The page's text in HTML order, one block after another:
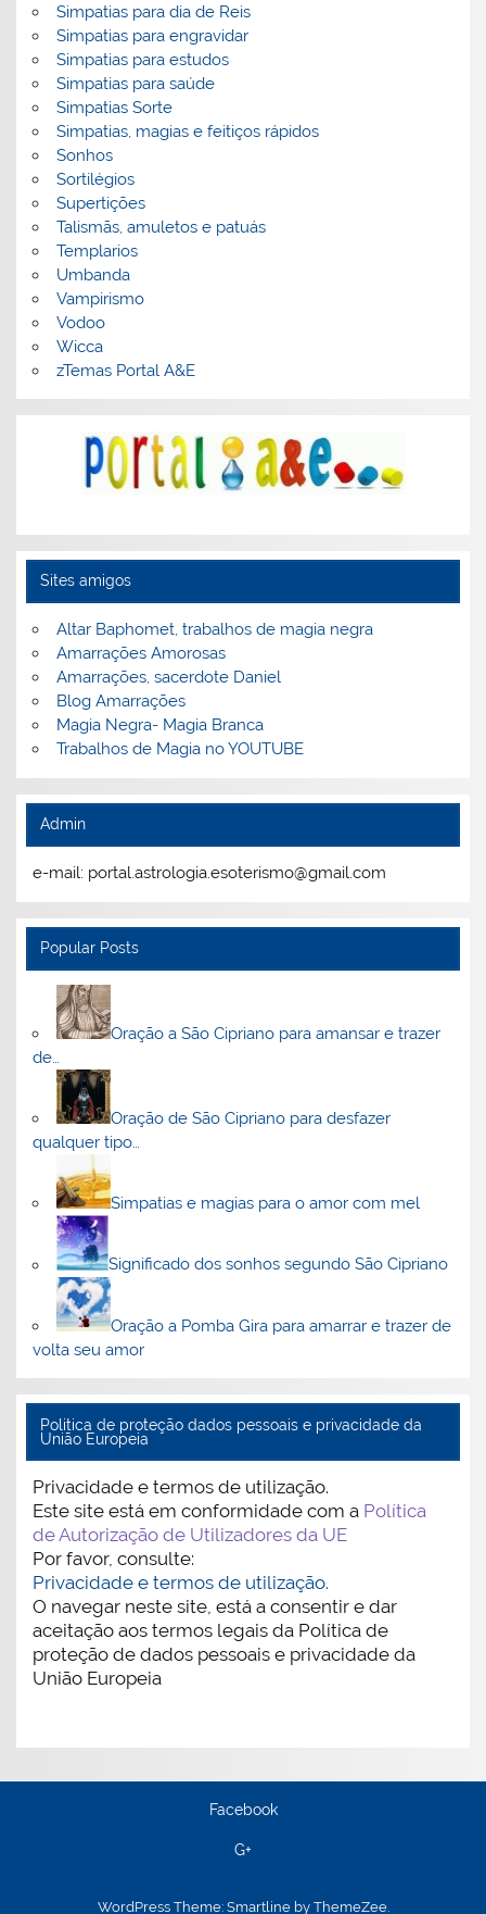
Simpatias para dia de Reis
Simpatias para engravidar
Simpatias para estudos
Simpatias para saúde
Simpatias Sorte
Simpatias, magias e feitiços rápidos
Sonhos
Sortilégios
Supertições
Talismãs, amuletos e patuás
Templarios
Umbanda
Vampirismo
Vodoo
Wicca
zTemas Portal A&E
Sites amigos
Altar Baphomet, trabalhos de magia negra
Amarrações Amorosas
Amarrações, sacerdote Daniel
Blog Amarrações
Magia Negra- Magia Branca
Trabalhos de Magia no YOUTUBE
Admin
e-mail: portal.astrologia.esoterismo@gmail.com
Popular Posts
Oração a São Cipriano para amansar e trazer
de…
Oração de São Cipriano para desfazer
qualquer tipo…
Simpatias e magias para o amor com mel
Significado dos sonhos segundo São Cipriano
Oração a Pomba Gira para amarrar e trazer de
volta seu amor
Politica de proteção dados pessoais e privacidade da
União Europeia
Privacidade e termos de utilização.
Este site está em conformidade com a Política
de Autorização de Utilizadores da UE
Por favor, consulte:
Privacidade e termos de utilização.
O navegar neste site, está a consentir e dar
aceitação aos termos legais da Política de
proteção de dados pessoais e privacidade da
União Europeia
Facebook
G+
WordPress Theme: Smartline by ThemeZee.